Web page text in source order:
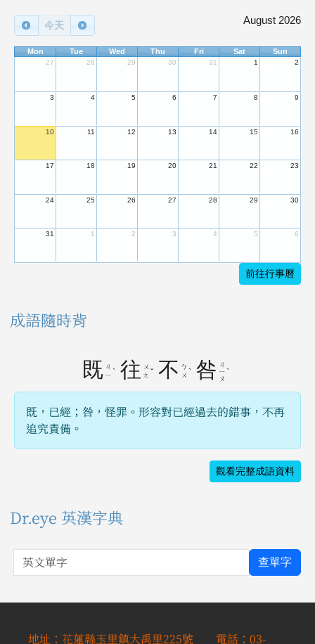
今天 August 2026
Mon Tue Wed Thu Fri Sat Sun
27 28 29 30 31 1 2
3 4 5 6 7 8 9
10 11 12 13 14 15 16
17 18 19 20 21 22 23
24 25 26 27 28 29 30
31 1 2 3 4 5 6
前往行事曆
成語隨時背
既 ㄐ
ㄧ ˋ 往 ㄨ
ㄤ ˇ 不 ㄅ
ㄨ ˋ 咎 ㄐ
ㄧ
ㄡ
ˋ
既，已經；咎，怪罪。形容對已經過去的錯事，不再
追究責備。
觀看完整成語資料
Dr.eye 英漢字典
英文單字 查單字
地址：花蓮縣玉里鎮大禹里225號 電話：03-